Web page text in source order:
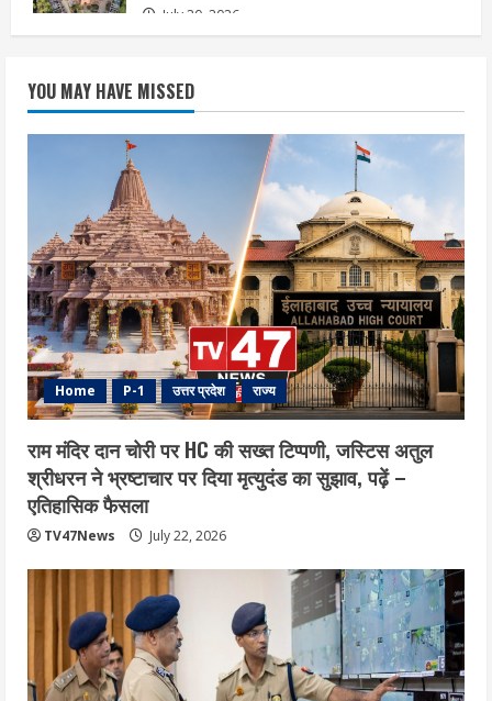
July 20, 2026
YOU MAY HAVE MISSED
Home P-1 उत्तर प्रदेश राज्य
राम मंदिर दान चोरी पर HC की सख्त टिप्पणी, जस्टिस अतुल
श्रीधरन ने भ्रष्टाचार पर द‍िया मृत्युदंड का सुझाव, पढ़ें –
एत‍िहास‍िक फैसला
TV47News July 22, 2026